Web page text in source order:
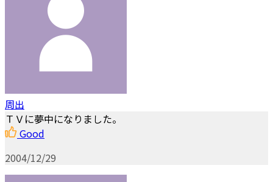
周出
ＴＶに夢中になりました。
Good
2004/12/29